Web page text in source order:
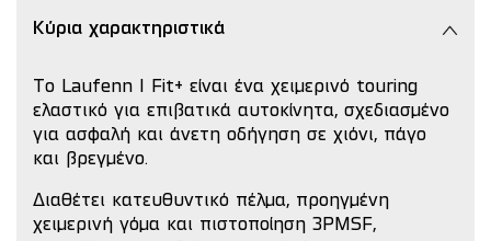
Κύρια χαρακτηριστικά
Το Laufenn I Fit+ είναι ένα χειμερινό touring
ελαστικό για επιβατικά αυτοκίνητα, σχεδιασμένο
για ασφαλή και άνετη οδήγηση σε χιόνι, πάγο
και βρεγμένο.
Διαθέτει κατευθυντικό πέλμα, προηγμένη
χειμερινή γόμα και πιστοποίηση 3PMSF,